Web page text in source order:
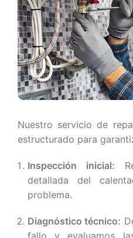
Nuestro servicio de
estructurado para
Inspección inicial:
detallada del
problema.
Diagnóstico técnico: